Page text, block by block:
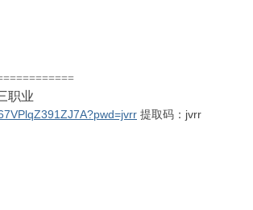
职业
提取码：jvrr